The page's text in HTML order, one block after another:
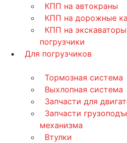
КПП на автокраны
КПП на дорожные
КПП на
погрузчики
Для погрузчиков
Тормозная система
Выхлопная система
Запчасти для
Запчасти
механизма
Втулки